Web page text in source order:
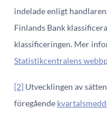
indelade enligt
Finlands Bank
klassificeringen. Mer
Statistikcentralens
[2] Utvecklingen av
föregående